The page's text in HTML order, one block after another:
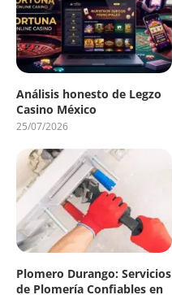
Análisis honesto de Legzo
Casino México
25/07/2026
Plomero Durango: Servicios
de Plomería Confiables en